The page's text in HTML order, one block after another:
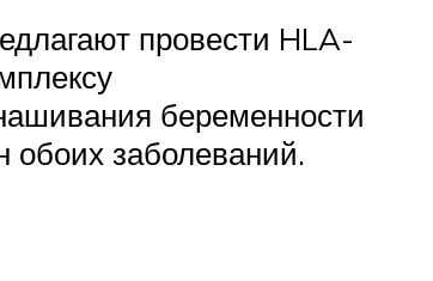
провести HLA-
беременности
обоих заболеваний.